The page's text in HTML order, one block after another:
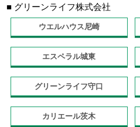
■ グリーンライフ株式会社
ウエルハウス尼崎
エスペラル城東
グリーンライフ守口
カリエール茨木